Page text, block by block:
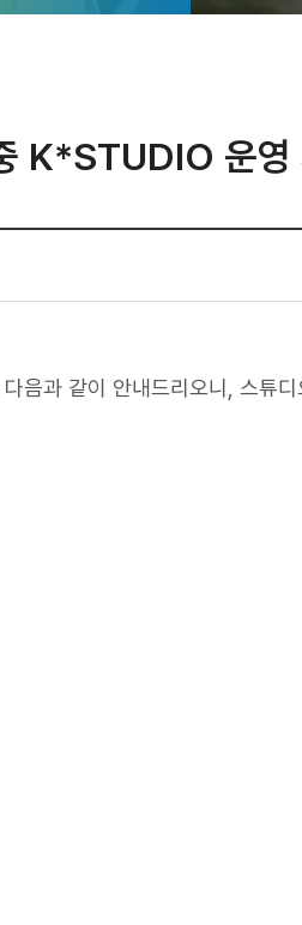
K*STUDIO 운영
음과 같이 안내드리오니, 스튜